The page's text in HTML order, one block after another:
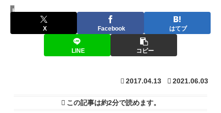
映画
X Facebook はてブ
LINE コピー
2017.04.13 2021.06.03
この記事は約2分で読めます。